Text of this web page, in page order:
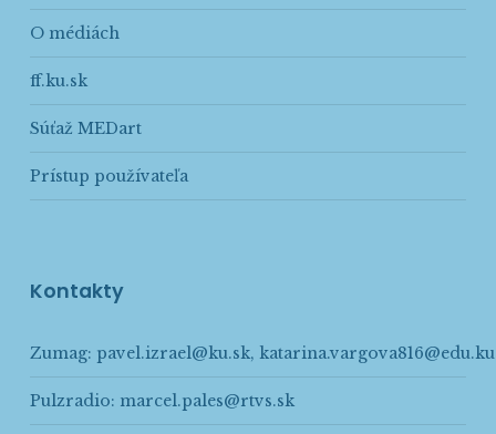
O médiách
ff.ku.sk
Súťaž MEDart
Prístup používateľa
Kontakty
Zumag: pavel.izrael@ku.sk,
Pulzradio: marcel.pales@rtvs.sk